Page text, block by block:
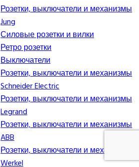
Розетки, выключатели и механизмы
Jung
Силовые розетки и вилки
Ретро розетки
Выключатели
Розетки, выключатели и механизмы
Schneider Electric
Розетки, выключатели и механизмы
Legrand
Розетки, выключатели и механизмы
ABB
Розетки, выключатели и механизмы
Werkel